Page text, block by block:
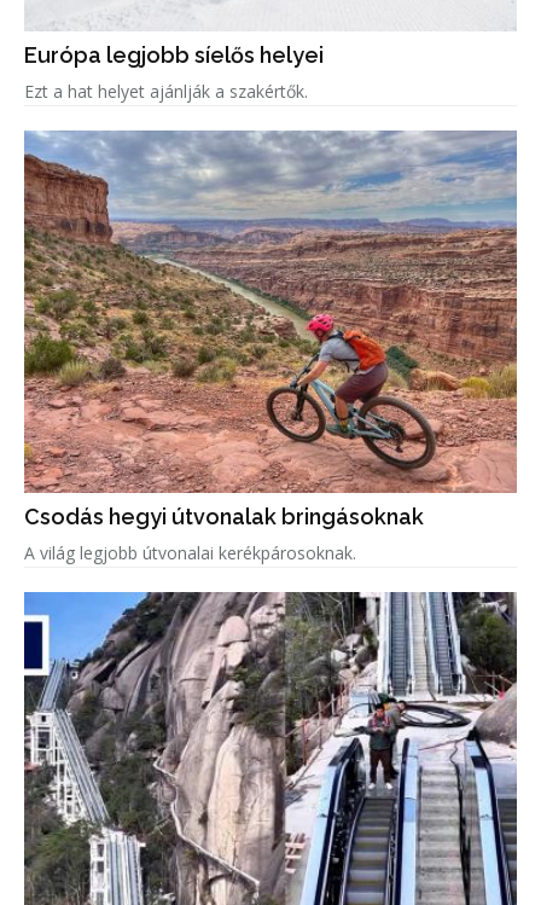
Európa legjobb síelős helyei
Ezt a hat helyet ajánlják a szakértők.
Csodás hegyi útvonalak bringásoknak
A világ legjobb útvonalai kerékpárosoknak.